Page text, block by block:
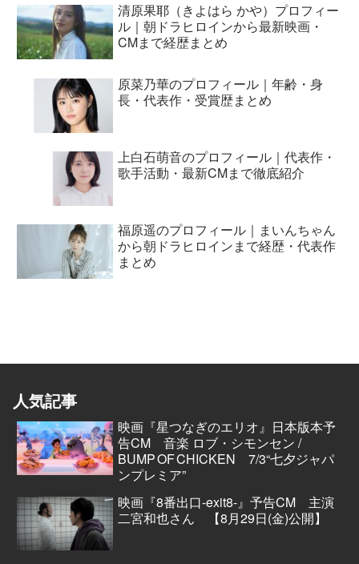
清原果耶（きよはら かや）プロフィー
ル｜朝ドラヒロインから最新映画・
CMまで経歴まとめ
原菜乃華のプロフィール｜年齢・身
長・代表作・受賞歴まとめ
上白石萌音のプロフィール｜代表作・
歌手活動・最新CMまで徹底紹介
福原遥のプロフィール｜まいんちゃん
から朝ドラヒロインまで経歴・代表作
まとめ
人気記事
映画『星つなぎのエリオ』日本版本予
告CM 音楽 ロブ・シモンセン /
BUMP OF CHICKEN 7/3“七夕ジャパ
ンプレミア”
映画『8番出口-exit8-』予告CM 主演
二宮和也さん 【8月29日(金)公開】